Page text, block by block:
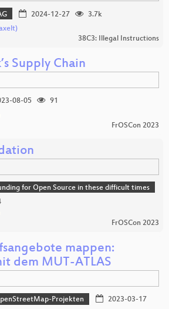
2024-12-27
3.7k
38C3: Illegal Instructions
Supply Chain
08-05
91
FrOSCon 2023
for Open Source in these difficult times
FrOSCon 2023
mappen:
dem MUT-ATLAS
Projekten
2023-03-17